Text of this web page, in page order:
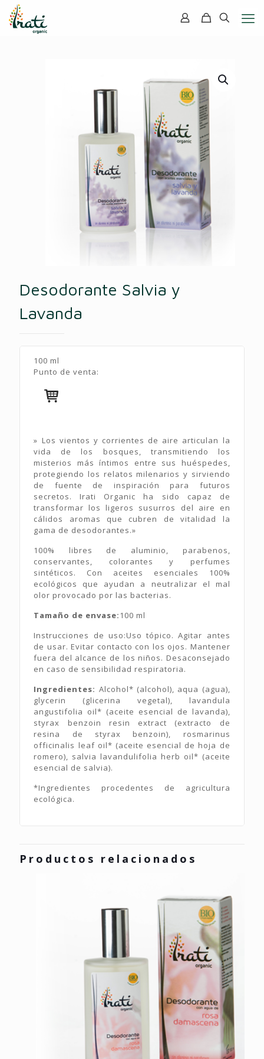
Desodorante Salvia y
Lavanda
100 ml
Punto de venta:
» Los vientos y corrientes de aire articulan la
vida de los bosques, transmitiendo los
misterios más íntimos entre sus huéspedes,
protegiendo los relatos milenarios y sirviendo
de fuente de inspiración para futuros
secretos. Irati Organic ha sido capaz de
transformar los ligeros susurros del aire en
cálidos aromas que cubren de vitalidad la
gama de desodorantes.»
100% libres de aluminio, parabenos,
conservantes, colorantes y perfumes
sintéticos. Con aceites esenciales 100%
ecológicos que ayudan a neutralizar el mal
olor provocado por las bacterias.
Tamaño de envase:100 ml
Instrucciones de uso:Uso tópico. Agitar antes
de usar. Evitar contacto con los ojos. Mantener
fuera del alcance de los niños. Desaconsejado
en caso de sensibilidad respiratoria.
Ingredientes: Alcohol* (alcohol), aqua (agua),
glycerin (glicerina vegetal), lavandula
angustifolia oil* (aceite esencial de lavanda),
styrax benzoin resin extract (extracto de
resina de styrax benzoin), rosmarinus
officinalis leaf oil* (aceite esencial de hoja de
romero), salvia lavandulifolia herb oil* (aceite
esencial de salvia).
*Ingredientes procedentes de agricultura
ecológica.
Productos relacionados